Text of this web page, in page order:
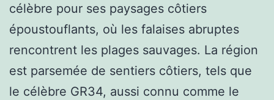
célèbre pour ses paysages côtiers
époustouflants, où les falaises abruptes
rencontrent les plages sauvages. La région
est parsemée de sentiers côtiers, tels que
le célèbre GR34, aussi connu comme le